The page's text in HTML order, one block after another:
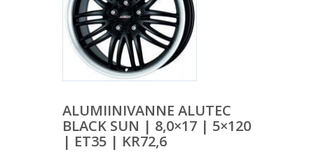
ALUMIINIVANNE ALUTEC
BLACK SUN | 8,0×17 | 5×120
| ET35 | KR72,6